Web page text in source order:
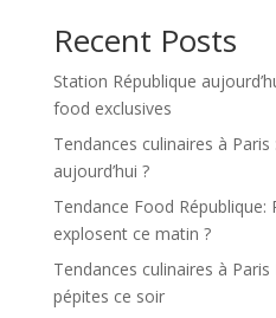
Recent Posts
Station République
food exclusives
Tendances culinaires à
aujourd’hui ?
Tendance Food
explosent ce matin ?
Tendances culinaires à
pépites ce soir